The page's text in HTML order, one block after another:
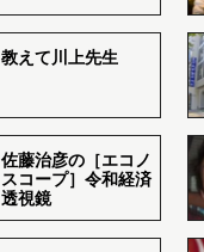
教えて川上先生
佐藤治彦の［エコノ
スコープ］令和経済
透視鏡